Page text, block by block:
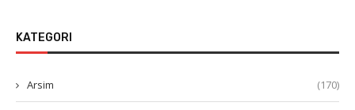
KATEGORI
Arsim (170)